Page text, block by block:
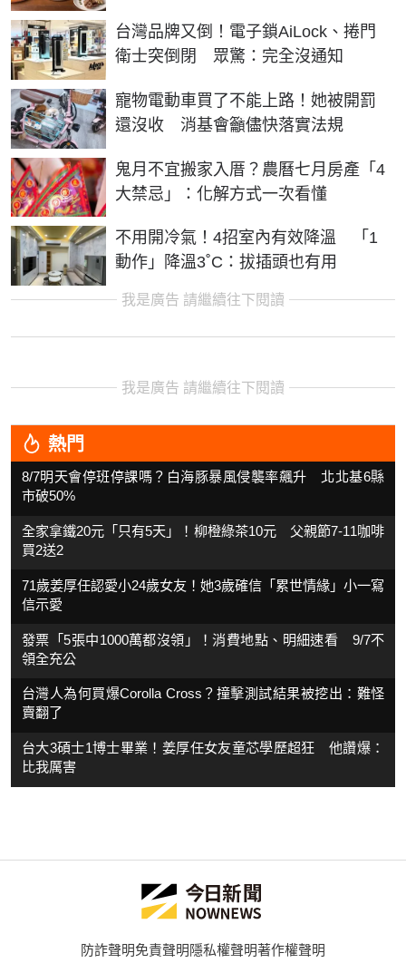
台灣品牌又倒！電子鎖AiLock、捲門
衛士突倒閉 眾驚：完全沒通知
寵物電動車買了不能上路！她被開罰
還沒收 消基會籲儘快落實法規
鬼月不宜搬家入厝？農曆七月房產「4
大禁忌」：化解方式一次看懂
不用開冷氣！4招室內有效降溫 「1
動作」降溫3˚C：拔插頭也有用
我是廣告 請繼續往下閱讀
我是廣告 請繼續往下閱讀
熱門
8/7明天會停班停課嗎？白海豚暴風侵襲率飆升 北北基6縣
市破50%
全家拿鐵20元「只有5天」！柳橙綠茶10元 父親節7-11咖啡
買2送2
71歲姜厚任認愛小24歲女友！她3歲確信「累世情緣」小一寫
信示愛
發票「5張中1000萬都沒領」！消費地點、明細速看 9/7不
領全充公
台灣人為何買爆Corolla Cross？撞擊測試結果被挖出：難怪
賣翻了
台大3碩士1博士畢業！姜厚任女友童芯學歷超狂 他讚爆：
比我厲害
防詐聲明免責聲明隱私權聲明著作權聲明